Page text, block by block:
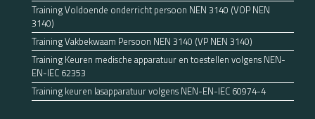
Training Voldoende onderricht persoon NEN 3140 (VOP NEN
3140)
Training Vakbekwaam Persoon NEN 3140 (VP NEN 3140)
Training Keuren medische apparatuur en toestellen volgens NEN-
EN-IEC 62353
Training keuren lasapparatuur volgens NEN-EN-IEC 60974-4